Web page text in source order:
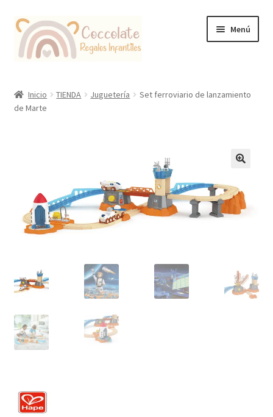
Ir
la
Ir
contenido
Menú
Coccolate Puericultura y Juguetería Educativa
Inicio TIENDA Juguetería
Set ferroviario de lanzamiento
de Marte